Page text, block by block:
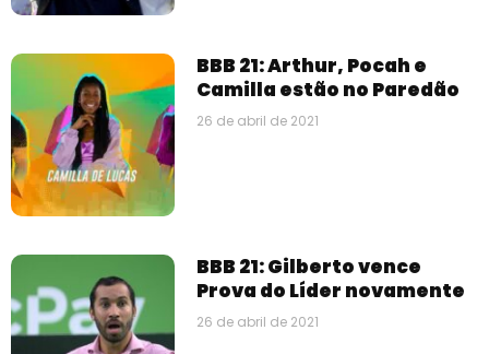
BBB 21: Arthur, Pocah e
Camilla estão no Paredão
26 de abril de 2021
BBB 21: Gilberto vence
Prova do Líder novamente
26 de abril de 2021